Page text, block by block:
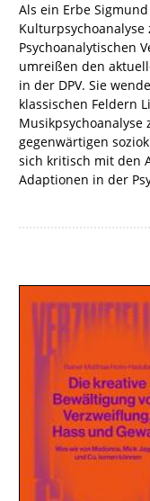
Als ein Erbe
Psychoanalytischen
umreißen den
in der DPV. Sie
klassischen Feldern
Musikpsychoanalyse
gegenwärtigen
sich kritisch mit den
Adaptionen in der